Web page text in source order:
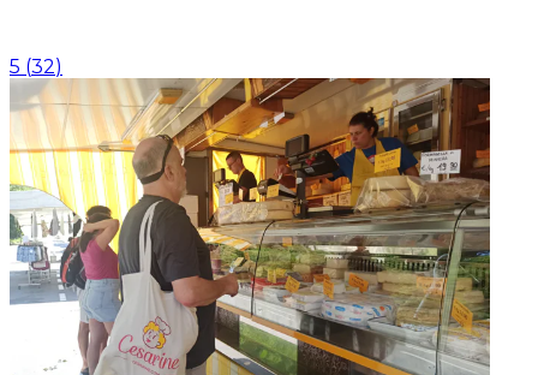
5 (32)